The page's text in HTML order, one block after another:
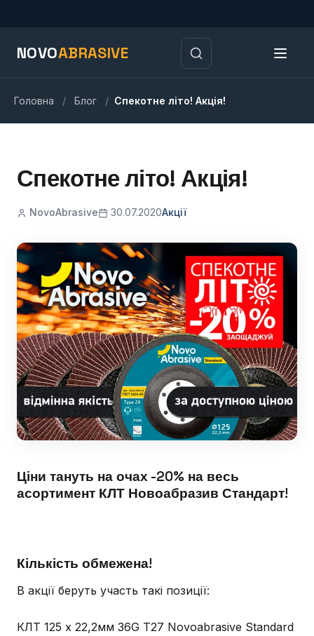
NOVOABRASIVE
Головна / Блог / Спекотне літо! Акція!
Спекотне літо! Акція!
NovoAbrasive 30.07.2020Акції
Ціни тануть на очах -20% на весь
асортимент КЛТ Новоабразив Стандарт!
Кількість обмежена!
В акції беруть участь такі позиції:
КЛТ 125 х 22,2мм 36G T27 Novoabrasive Standard